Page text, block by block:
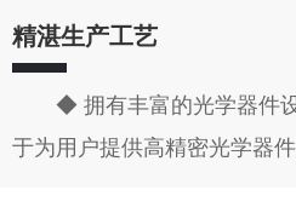
精湛生产工艺
◆ 拥有丰富的光学器件
于为用户提供高精密光学器件